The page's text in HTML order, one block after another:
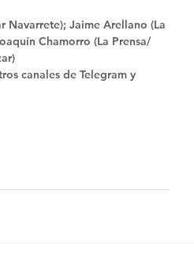
Navarrete); Jaime Arellano (La
Chamorro (La Prensa/
canales de Telegram y